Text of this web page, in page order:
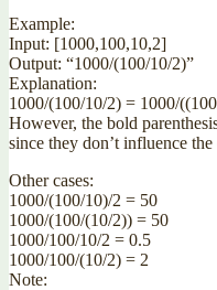
Example:
Input: [1000,100,10,2]
Output: “1000/(100/10/2)”
Explanation:
1000/(100/10/2) = 1000/
However, the bold
since they don’t influence
Other cases:
1000/(100/10)/2 = 50
1000/(100/(10/2)) = 50
1000/100/10/2 = 0.5
1000/100/(10/2) = 2
Note: